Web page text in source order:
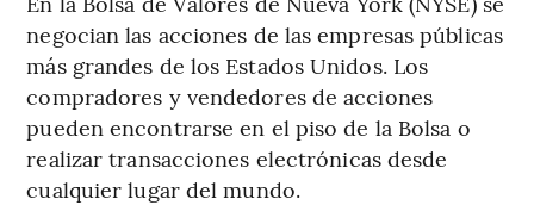
negocian las acciones de las empresas públicas
más grandes de los Estados Unidos. Los
compradores y vendedores de acciones
pueden encontrarse en el piso de la Bolsa o
realizar transacciones electrónicas desde
cualquier lugar del mundo.